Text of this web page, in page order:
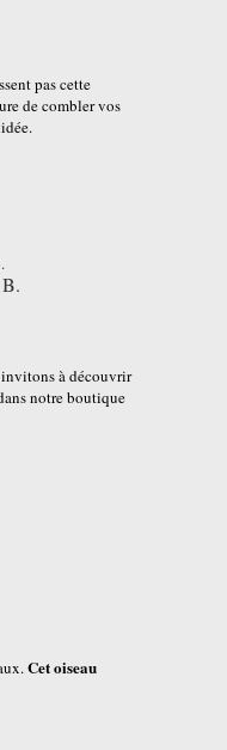
pas cette
de combler vos
à découvrir
notre boutique
Cet oiseau